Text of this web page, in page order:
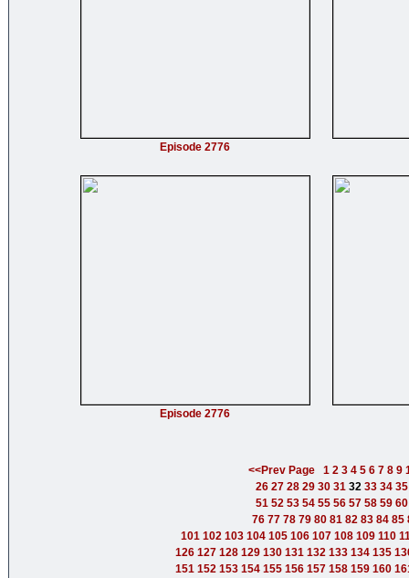
Episode 2776
Episode 2776
<<Prev Page 1 2 3 4 5 6 7 8 9
26 27 28 29 30 3132 33 34 35
51 52 53 54 55 56 57 58 59 60
76 77 78 79 80 81 82 83 84 85
101 102 103 104 105 106 107 108 109 110
126 127 128 129 130 131 132 133 134 135
151 152 153 154 155 156 157 158 159 160